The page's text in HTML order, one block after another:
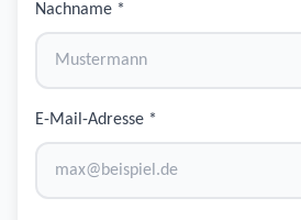
Nachname *
E-Mail-Adresse *